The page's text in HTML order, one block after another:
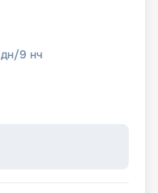
дн/9 нч